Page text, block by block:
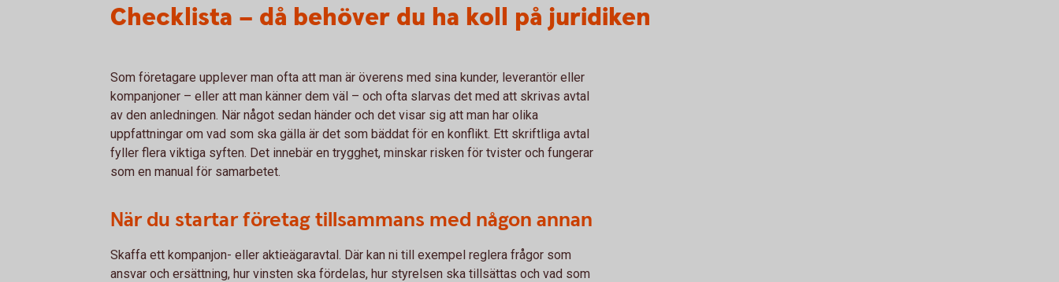
Checklista – då behöver du ha koll på juridiken
Som företagare upplever man ofta att man är överens med sina kunder, leverantör eller
kompanjoner – eller att man känner dem väl – och ofta slarvas det med att skrivas avtal
av den anledningen. När något sedan händer och det visar sig att man har olika
uppfattningar om vad som ska gälla är det som bäddat för en konflikt. Ett skriftliga avtal
fyller flera viktiga syften. Det innebär en trygghet, minskar risken för tvister och fungerar
som en manual för samarbetet.
När du startar företag tillsammans med någon annan
Skaffa ett kompanjon- eller aktieägaravtal. Där kan ni till exempel reglera frågor som
ansvar och ersättning, hur vinsten ska fördelas, hur styrelsen ska tillsättas och vad som